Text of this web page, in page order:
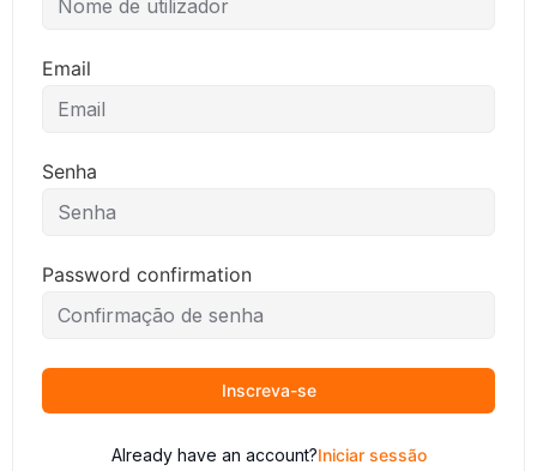
Email
Senha
Password confirmation
Inscreva-se
Already have an account?Iniciar sessão